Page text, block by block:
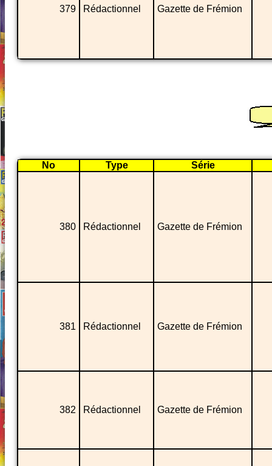
379 Rédactionnel Gazette de Frémion
No Type Série
380 Rédactionnel Gazette de Frémion
381 Rédactionnel Gazette de Frémion
382 Rédactionnel Gazette de Frémion